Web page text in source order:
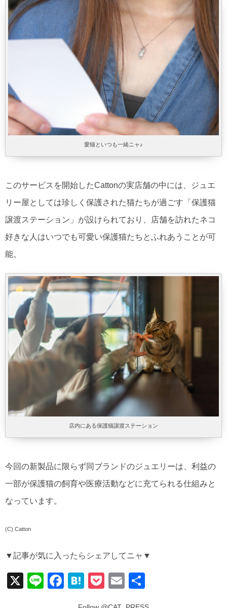
愛猫といつも一緒ニャ♪
このサービスを開始したCattonの実店舗の中には、ジュエ
リー屋としては珍しく保護された猫たちが過ごす「保護猫
譲渡ステーション」が設けられており、店舗を訪れたネコ
好きな人はいつでも可愛い保護猫たちとふれあうことが可
能。
店内にある保護猫譲渡ステーション
今回の新製品に限らず同ブランドのジュエリーは、利益の
一部が保護猫の飼育や医療活動などに充てられる仕組みと
なっています。
(C) Catton
▼記事が気に入ったらシェアしてニャ▼
X
Li
F
H
P
E